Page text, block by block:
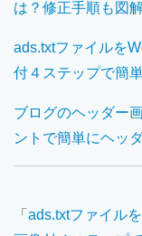
は？修正手順も図
ads.txtファイルを
付４ステップで簡
ブログのヘッダー
ントで簡単にヘッ
「 ads.txtファイル